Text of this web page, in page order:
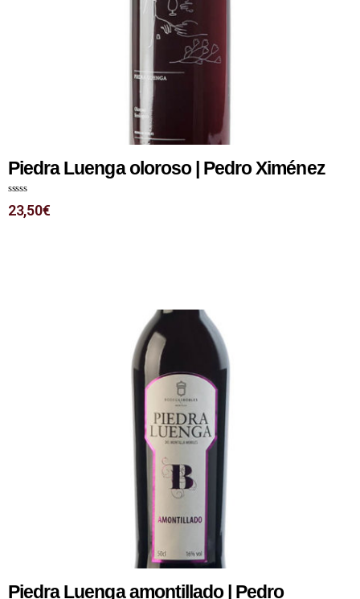
Piedra Luenga oloroso | Pedro Ximénez
N
o
23,50€
Piedra Luenga amontillado | Pedro